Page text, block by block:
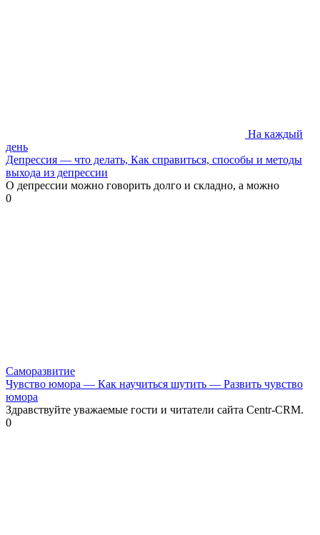
На каждый
день
Депрессия — что делать, Как справиться, способы и методы
выхода из депрессии
О депрессии можно говорить долго и складно, а можно
0
Саморазвитие
Чувство юмора — Как научиться шутить — Развить чувство
юмора
Здравствуйте уважаемые гости и читатели сайта Centr-CRM.
0